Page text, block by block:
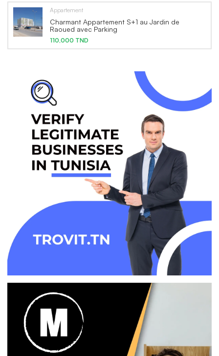
Appartement
Charmant Appartement S+1 au Jardin de
Raoued avec Parking
110,000 TND